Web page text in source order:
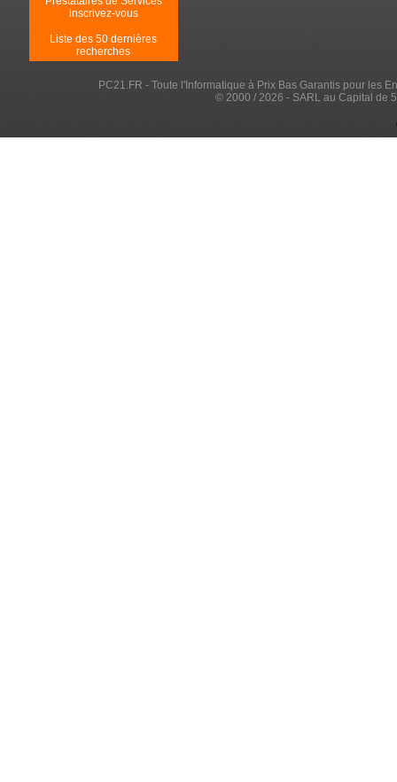
inscrivez-vous
Liste des 50 dernières
recherches
PC21.FR - Toute l'Informatique à Prix Bas Garantis pour les
© 2000 / 2026 - SARL au Capital de